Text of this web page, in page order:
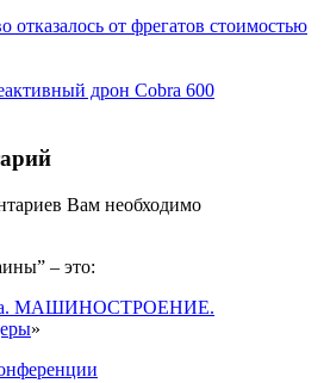
отказалось от фрегатов стоимостью
дрон Cobra 600
Вам необходимо
– это:
МАШИНОСТРОЕНИЕ.
»